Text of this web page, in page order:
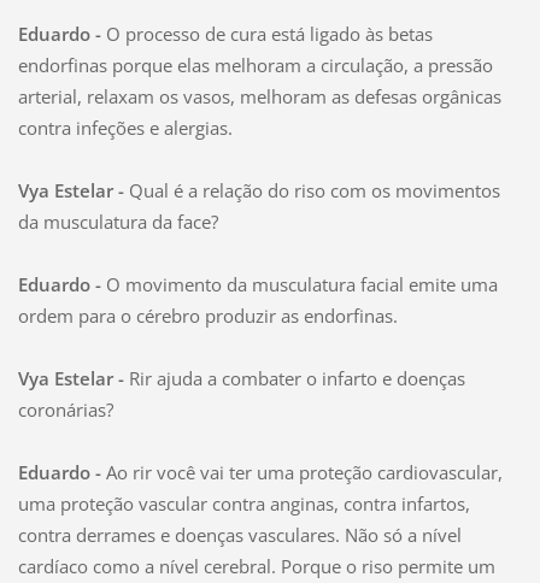
Eduardo - O processo de cura está ligado às betas
endorfinas porque elas melhoram a circulação, a pressão
arterial, relaxam os vasos, melhoram as defesas orgânicas
contra infeções e alergias.
Vya Estelar - Qual é a relação do riso com os movimentos
da musculatura da face?
Eduardo -O movimento da musculatura facial emite uma
ordem para o cérebro produzir as endorfinas.
Vya Estelar -Rir ajuda a combater o infarto e doenças
coronárias?
Eduardo - Ao rir você vai ter uma proteção cardiovascular,
uma proteção vascular contra anginas, contra infartos,
contra derrames e doenças vasculares. Não só a nível
cardíaco como a nível cerebral. Porque o riso permite um